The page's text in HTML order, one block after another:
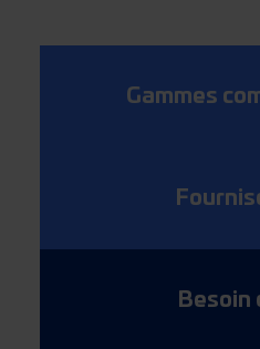
Gammes
Besoin